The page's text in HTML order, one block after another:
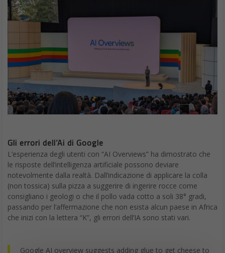
Gli errori dell’Ai di Google
L’esperienza degli utenti con “AI Overviews” ha dimostrato che
le risposte dell’intelligenza artificiale possono deviare
notevolmente dalla realtà. Dall’indicazione di applicare la colla
(non tossica) sulla pizza a suggerire di ingerire rocce come
consigliano i geologi o che il pollo vada cotto a soli 38° gradi,
passando per l’affermazione che non esista alcun paese in Africa
che inizi con la lettera “K”, gli errori dell’IA sono stati vari.
Google AI overview suggests adding glue to get cheese to